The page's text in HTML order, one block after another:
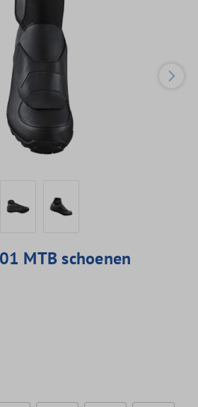
MTB schoenen